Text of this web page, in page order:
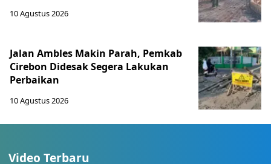
10 Agustus 2026
Jalan Ambles Makin Parah, Pemkab
Cirebon Didesak Segera Lakukan
Perbaikan
10 Agustus 2026
Video Terbaru